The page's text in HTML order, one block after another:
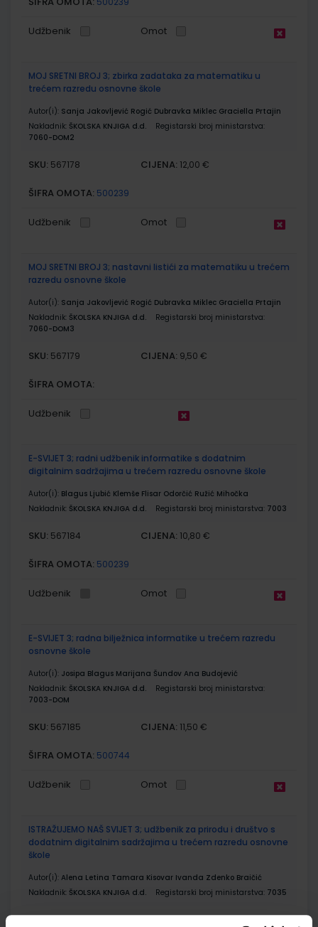
Udžbenik Omot
MOJ SRETNI BROJ 3; zbirka zadataka za matematiku u
trećem razredu osnovne škole
Autor(i): Sanja Jakovljević Rogić Dubravka Miklec Graciella Prtajin
Nakladnik: ŠKOLSKA KNJIGA d.d.
Registarski broj ministarstva:
7060-DOM2
SKU: 567178 CIJENA: 12,00 €
ŠIFRA OMOTA: 500239
Udžbenik Omot
MOJ SRETNI BROJ 3; nastavni listići za matematiku u trećem
razredu osnovne škole
Autor(i): Sanja Jakovljević Rogić Dubravka Miklec Graciella Prtajin
Nakladnik: ŠKOLSKA KNJIGA d.d.
Registarski broj ministarstva:
7060-DOM3
SKU: 567179 CIJENA: 9,50 €
ŠIFRA OMOTA:
Udžbenik
E-SVIJET 3; radni udžbenik informatike s dodatnim
digitalnim sadržajima u trećem razredu osnovne škole
Autor(i): Blagus Ljubić Klemše Flisar Odorčić Ružić Mihočka
Nakladnik: ŠKOLSKA KNJIGA d.d. Registarski broj ministarstva: 7003
SKU: 567184 CIJENA: 10,80 €
ŠIFRA OMOTA: 500239
Udžbenik Omot
E-SVIJET 3; radna bilježnica informatike u trećem razredu
osnovne škole
Autor(i): Josipa Blagus Marijana Šundov Ana Budojević
Nakladnik: ŠKOLSKA KNJIGA d.d.
Registarski broj ministarstva:
7003-DOM
SKU: 567185 CIJENA: 11,50 €
ŠIFRA OMOTA: 500744
Udžbenik Omot
ISTRAŽUJEMO NAŠ SVIJET 3; udžbenik za prirodu i društvo s
dodatnim digitalnim sadržajima u trećem razredu osnovne
škole
Autor(i): Alena Letina Tamara Kisovar Ivanda Zdenko Braičić
Nakladnik: ŠKOLSKA KNJIGA d.d. Registarski broj ministarstva: 7035
SKU:567197 CIJENA:10,80 €